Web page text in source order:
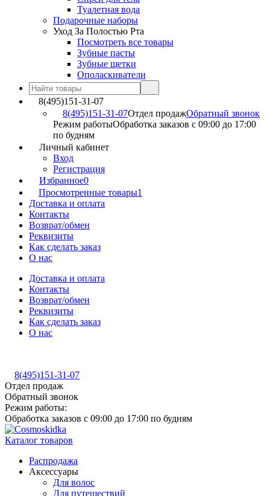
Туалетная вода
Подарочные наборы
Уход За Полостью Рта
Посмотреть все товары
Зубные пасты
Зубные щетки
Ополаскиватели
8(495)151-31-07
8(495)151-31-07Отдел продажОбратный звонок
Режим работыОбработка заказов с 09:00 до 17:00
по будням
Личный кабинет
Вход
Регистрация
Избранное0
Просмотренные товары1
Доставка и оплата
Контакты
Возврат/обмен
Реквизиты
Как сделать заказ
О нас
Доставка и оплата
Контакты
Возврат/обмен
Реквизиты
Как сделать заказ
О нас
8(495)151-31-07
Отдел продаж
Обратный звонок
Режим работы:
Обработка заказов с 09:00 до 17:00 по будням
Каталог товаров
Распродажа
Аксессуары
Для волос
Для путешествий